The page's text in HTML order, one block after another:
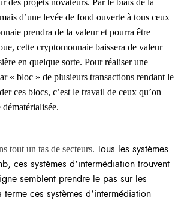
des projets novateurs. Par le biais de la
d’une levée de fond ouverte à tous ceux
prendra de la valeur et pourra être
cette cryptomonnaie baissera de valeur
en quelque sorte. Pour réaliser une
« bloc » de plusieurs transactions rendant le
ces blocs, c’est le travail de ceux qu’on
tout un tas de secteurs. Tous les systèmes
ces systèmes d’intermédiation trouvent
semblent prendre le pas sur les
ces systèmes d’intermédiation